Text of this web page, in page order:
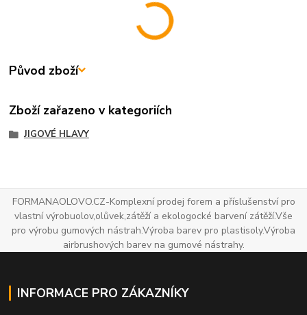
Původ zboží
Zboží zařazeno v kategoriích
JIGOVÉ HLAVY
FORMANAOLOVO.CZ-Komplexní prodej forem a příslušenství pro
vlastní výrobuolov,olůvek,zátěží a ekologocké barvení zátěží.Vše
pro výrobu gumových nástrah.Výroba barev pro plastisoly.Výroba
airbrushových barev na gumové nástrahy.
INFORMACE PRO ZÁKAZNÍKY